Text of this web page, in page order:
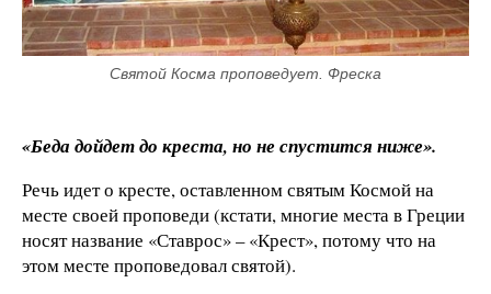
Святой Косма проповедует. Фреска
«Беда дойдет до креста, но не спустится ниже».
Речь идет о кресте, оставленном святым Космой на
месте своей проповеди (кстати, многие места в Греции
носят название «Ставрос» – «Крест», потому что на
этом месте проповедовал святой).